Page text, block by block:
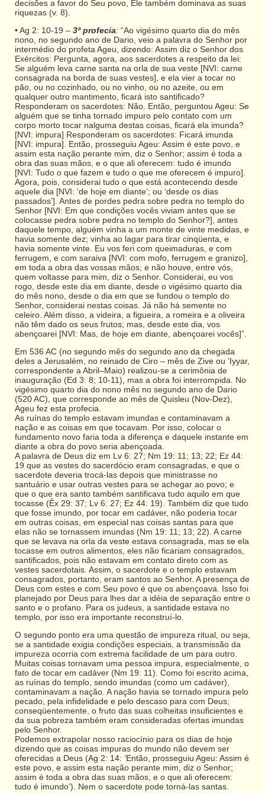
decisões a favor do Seu povo, Ele também dominava as suas
riquezas (v. 8).
• Ag 2: 10-19 – 3ª profecia: “Ao vigésimo quarto dia do mês
nono, no segundo ano de Dario, veio a palavra do Senhor por
intermédio do profeta Ageu, dizendo: Assim diz o Senhor dos
Exércitos: Pergunta, agora, aos sacerdotes a respeito da lei:
Se alguém leva carne santa na orla de sua veste [NVI: carne
consagrada na borda de suas vestes], e ela vier a tocar no
pão, ou no cozinhado, ou no vinho, ou no azeite, ou em
qualquer outro mantimento, ficará isto santificado?
Responderam os sacerdotes: Não. Então, perguntou Ageu: Se
alguém que se tinha tornado impuro pelo contato com um
corpo morto tocar nalguma destas coisas, ficará ela imunda?
[NVI: impura] Responderam os sacerdotes: Ficará imunda
[NVI: impura]. Então, prosseguiu Ageu: Assim é este povo, e
assim esta nação perante mim, diz o Senhor; assim é toda a
obra das suas mãos, e o que ali oferecem: tudo é imundo
[NVI: Tudo o que fazem e tudo o que me oferecem é impuro].
Agora, pois, considerai tudo o que está acontecendo desde
aquele dia [NVI: ‘de hoje em diante’; ou ‘desde os dias
passados’]. Antes de pordes pedra sobre pedra no templo do
Senhor [NVI: Em que condições vocês viviam antes que se
colocasse pedra sobre pedra no templo do Senhor?], antes
daquele tempo, alguém vinha a um monte de vinte medidas, e
havia somente dez; vinha ao lagar para tirar cinqüenta, e
havia somente vinte. Eu vos feri com queimaduras, e com
ferrugem, e com saraiva [NVI: com mofo, ferrugem e granizo],
em toda a obra das vossas mãos; e não houve, entre vós,
quem voltasse para mim, diz o Senhor. Considerai, eu vos
rogo, desde este dia em diante, desde o vigésimo quarto dia
do mês nono, desde o dia em que se fundou o templo do
Senhor, considerai nestas coisas. Já não há semente no
celeiro. Além disso, a videira, a figueira, a romeira e a oliveira
não têm dado os seus frutos; mas, desde este dia, vos
abençoarei [NVI: Mas, de hoje em diante, abençoarei vocês]”.
Em 536 AC (no segundo mês do segundo ano da chegada
deles a Jerusalém, no reinado de Ciro – mês de Zive ou ’Iyyar,
correspondente a Abril–Maio) realizou-se a cerimônia de
inauguração (Ed 3: 8; 10-11), mas a obra foi interrompida. No
vigésimo quarto dia do nono mês no segundo ano de Dario
(520 AC), que corresponde ao mês de Quisleu (Nov-Dez),
Ageu fez esta profecia.
As ruínas do templo estavam imundas e contaminavam a
nação e as coisas em que tocavam. Por isso, colocar o
fundamento novo faria toda a diferença e daquele instante em
diante a obra do povo seria abençoada.
A palavra de Deus diz em Lv 6: 27; Nm 19: 11; 13; 22; Ez 44:
19 que as vestes do sacerdócio eram consagradas, e que o
sacerdote deveria trocá-las depois que ministrasse no
santuário e usar outras vestes para se achegar ao povo; e
que o que era santo também santificava tudo aquilo em que
tocasse (Êx 29: 37; Lv 6: 27; Ez 44: 19). Também diz que tudo
que fosse imundo, por tocar em cadáver, não poderia tocar
em outras coisas, em especial nas coisas santas para que
elas não se tornassem imundas (Nm 19: 11; 13; 22). A carne
que se levava na orla da veste estava consagrada, mas se ela
tocasse em outros alimentos, eles não ficariam consagrados,
santificados, pois não estavam em contato direto com as
vestes sacerdotais. Assim, o sacerdote e o templo estavam
consagrados, portanto, eram santos ao Senhor. A presença de
Deus com estes e com Seu povo é que os abençoava. Isso foi
planejado por Deus para lhes dar a idéia de separação entre o
santo e o profano. Para os judeus, a santidade estava no
templo, por isso era importante reconstruí-lo.
O segundo ponto era uma questão de impureza ritual, ou seja,
se a santidade exigia condições especiais, a transmissão da
impureza ocorria com extrema facilidade de um para outro.
Muitas coisas tornavam uma pessoa impura, especialmente, o
fato de tocar em cadáver (Nm 19: 11). Como foi escrito acima,
as ruínas do templo, sendo imundas (como um cadáver),
contaminavam a nação. A nação havia se tornado impura pelo
pecado, pela infidelidade e pelo descaso para com Deus;
conseqüentemente, o fruto das suas colheitas insuficientes e
da sua pobreza também eram consideradas ofertas imundas
pelo Senhor.
Podemos extrapolar nosso raciocínio para os dias de hoje
dizendo que as coisas impuras do mundo não devem ser
oferecidas a Deus (Ag 2: 14: ‘Então, prosseguiu Ageu: Assim é
este povo, e assim esta nação perante mim, diz o Senhor;
assim é toda a obra das suas mãos, e o que ali oferecem:
tudo é imundo’). Nem o sacerdote pode torná-las santas.